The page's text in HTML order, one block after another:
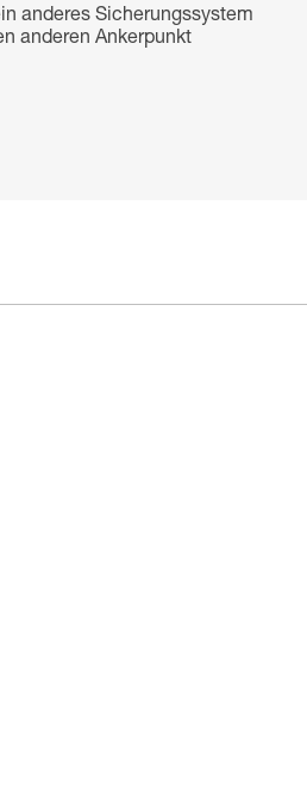
anderes Sicherungssystem
anderen Ankerpunkt